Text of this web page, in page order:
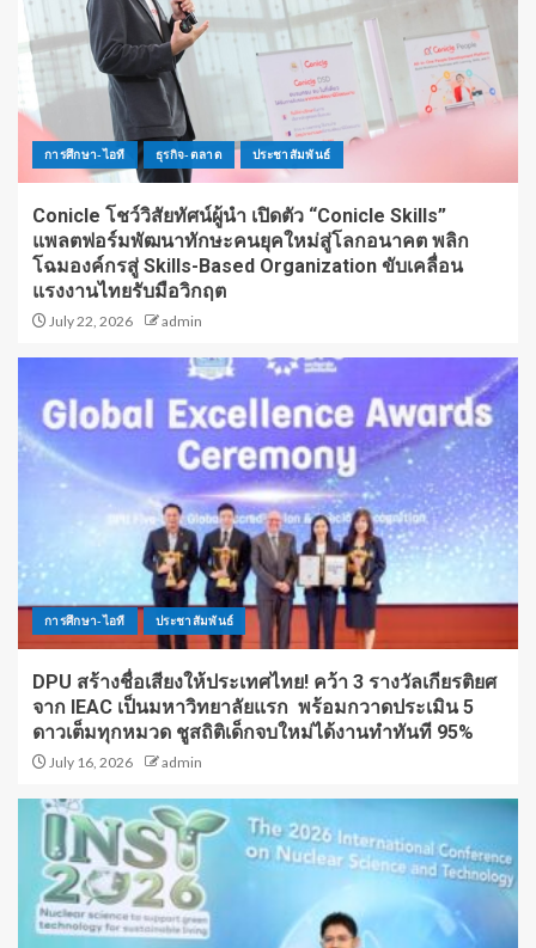
การศึกษา-ไอที ธุรกิจ-ตลาด ประชาสัมพันธ์
Conicle โชว์วิสัยทัศน์ผู้นำ เปิดตัว “Conicle Skills”
แพลตฟอร์มพัฒนาทักษะคนยุคใหม่สู่โลกอนาคต พลิก
โฉมองค์กรสู่ Skills-Based Organization ขับเคลื่อน
แรงงานไทยรับมือวิกฤต
July 22, 2026 admin
การศึกษา-ไอที ประชาสัมพันธ์
DPU สร้างชื่อเสียงให้ประเทศไทย! คว้า 3 รางวัลเกียรติยศ
จาก IEAC เป็นมหาวิทยาลัยแรก พร้อมกวาดประเมิน 5
ดาวเต็มทุกหมวด ชูสถิติเด็กจบใหม่ได้งานทำทันที 95%
July 16, 2026 admin